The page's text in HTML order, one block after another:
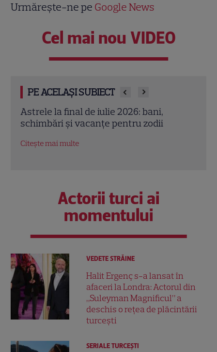
Urmărește-ne pe Google News
Cel mai nou VIDEO
PE ACELAȘI SUBIECT
Cristina Demetrescu, horoscop: Zodia
care începe un nou capitol după Luna
Actorii turci ai
momentului
VEDETE STRĂINE
Halit Ergenç s-a lansat în
afaceri la Londra: Actorul din
„Suleyman Magnificul” a
deschis o rețea de plăcintării
turcești
SERIALE TURCEŞTI